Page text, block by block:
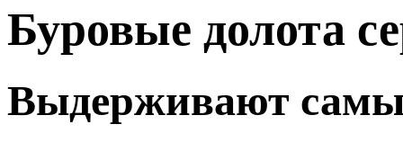
Буровые долота
Выдерживают